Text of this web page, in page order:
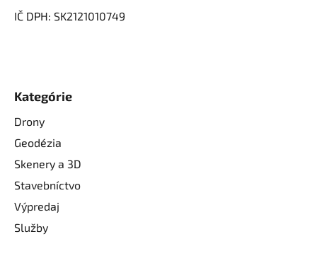
IČ DPH: SK2121010749
Kategórie
Drony
Geodézia
Skenery a 3D
Stavebníctvo
Výpredaj
Služby